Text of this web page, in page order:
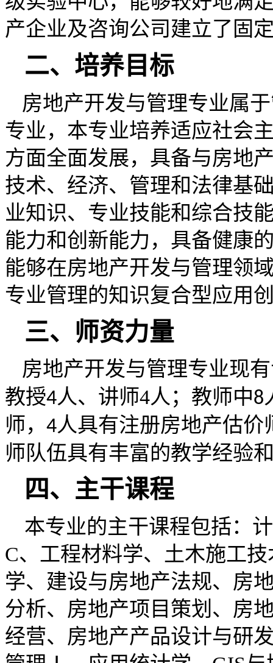
产企业及咨询公司建立了固
二、培养目标
房地产开发与管理专业属
专业， 本专业培养适应社会
方面全面发展，具备与房地
技术、经济、管理和法律基
业知识、专业技能和综合技
能力和创新能力，具备健康
能够在房地产开发与管理领
专业管理的知识复合型应用
三、师资力量
房地产开发与管理专业现
教授4人、讲师4人；教师中8
师， 4人具有注册房地产估
师队伍具有丰富的教学经验
四、主干课程
本专业的主干课程包括：
C、工程材料学、土木施工
学、 建设与房地产法规、房
分析、房地产项目策划、房
经营、房地产产品设计与研